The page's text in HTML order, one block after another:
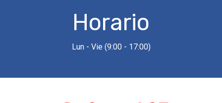
Horario
Lun - Vie (9:00 - 17:00)